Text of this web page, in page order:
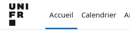
Passer au contenu principal
Accueil
Calendrier